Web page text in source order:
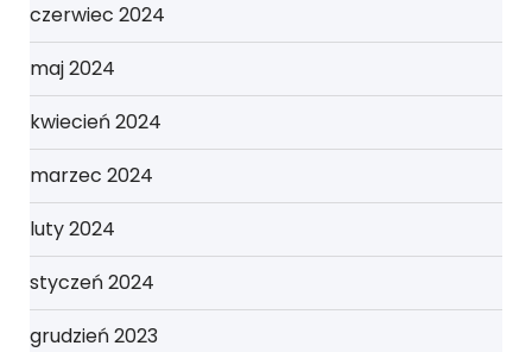
czerwiec 2024
maj 2024
kwiecień 2024
marzec 2024
luty 2024
styczeń 2024
grudzień 2023